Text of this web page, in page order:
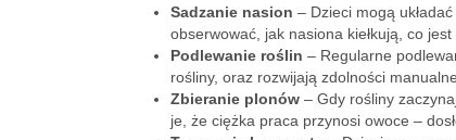
Sadzanie nasion – Dzieci mogą
obserwować, jak nasiona kiełkują, co
Podlewanie roślin – Regularne
rośliny, oraz rozwijają zdolności
Zbieranie plonów – Gdy rośliny
je, że ciężka praca przynosi owoce –